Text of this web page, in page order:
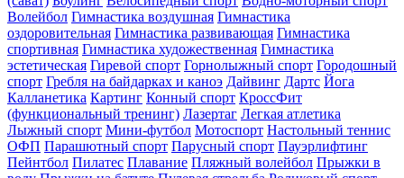
Волейбол Гимнастика воздушная Гимнастика
оздоровительная Гимнастика развивающая Гимнастика
спортивная Гимнастика художественная Гимнастика
эстетическая Гиревой спорт Горнолыжный спорт Городошный
спорт Гребля на байдарках и каноэ Дайвинг Дартс Йога
Калланетика Картинг Конный спорт КроссФит
(функциональный тренинг) Лазертаг Легкая атлетика
Лыжный спорт Мини-футбол Мотоспорт Настольный теннис
ОФП Парашютный спорт Парусный спорт Пауэрлифтинг
Пейнтбол Пилатес Плавание Пляжный волейбол Прыжки в